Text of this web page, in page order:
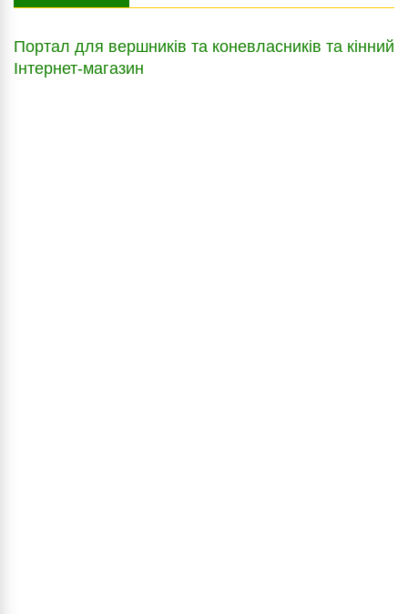
Портал для вершників та коневласників та кінний
Інтернет-магазин